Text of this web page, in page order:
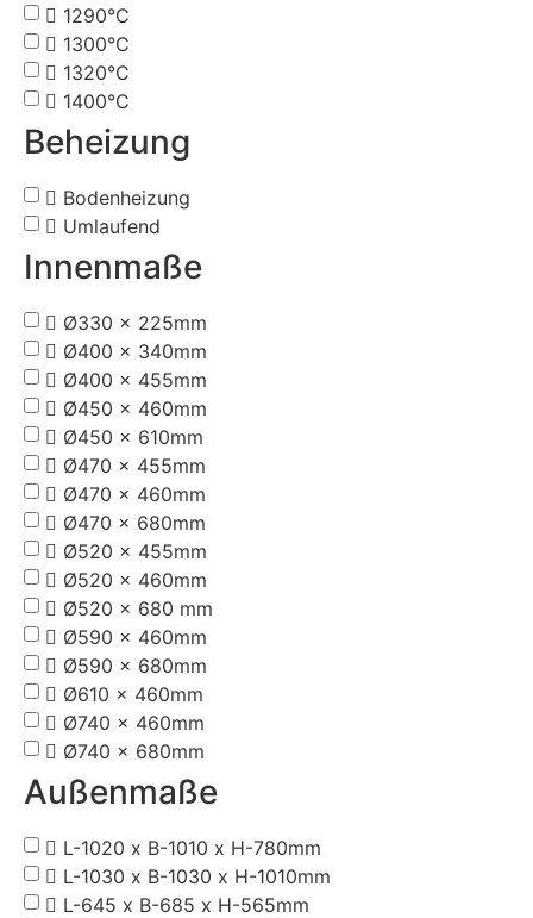
1290°C
1300°C
1320°C
1400°C
Beheizung
Bodenheizung
Umlaufend
Innenmaße
Ø330 x 225mm
Ø400 x 340mm
Ø400 x 455mm
Ø450 x 460mm
Ø450 x 610mm
Ø470 x 455mm
Ø470 x 460mm
Ø470 x 680mm
Ø520 x 455mm
Ø520 x 460mm
Ø520 x 680 mm
Ø590 x 460mm
Ø590 x 680mm
Ø610 x 460mm
Ø740 x 460mm
Ø740 x 680mm
Außenmaße
L-1020 x B-1010 x H-780mm
L-1030 x B-1030 x H-1010mm
L-645 x B-685 x H-565mm